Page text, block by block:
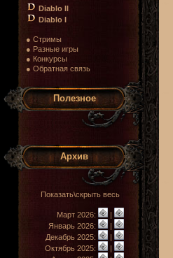
Diablo II
Diablo I
● Стримы
● Разные игры
● Конкурсы
● Обратная связь
Полезное
Архив
Показать\скрыть весь
Март 2026:
|
Январь 2026:
|
Декабрь 2025:
|
Октябрь 2025:
|